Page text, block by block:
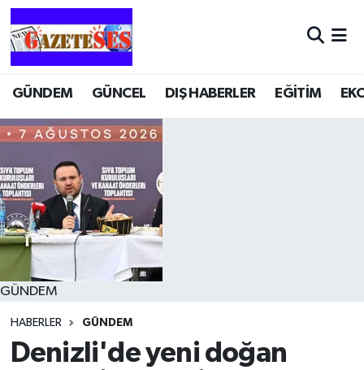
GÜNDEM GÜNCEL DIŞ HABERLER EĞİTİM
GÜNDEM
HABERLER GÜNDEM
Denizli'de yeni doğan